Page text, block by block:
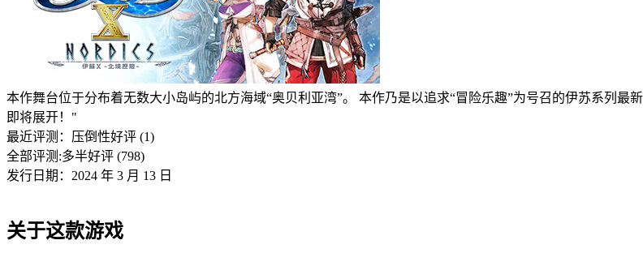
本作舞台位于分布着无数大小岛屿的北方海域“奥贝利亚湾”。 本作乃是以追求“冒险乐趣”为号召的伊苏系列
即将展开！"
最近评测： 压倒性好评 (1)
全部评测:多半好评 (798)
发行日期：2024 年 3 月 13 日
关于这款游戏